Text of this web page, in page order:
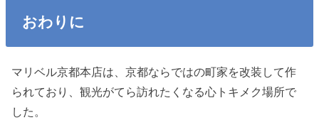
おわりに
マリベル京都本店は、京都ならではの町家を改装して作
られており、観光がてら訪れたくなる心トキメク場所で
した。